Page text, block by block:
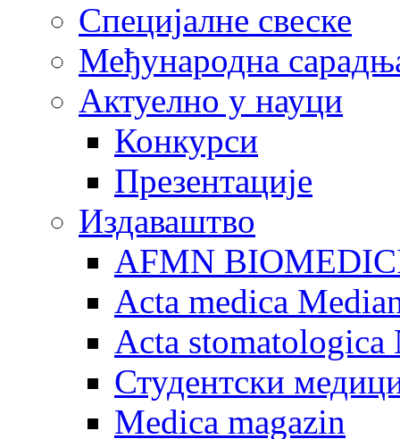
Специјалне свеске
Међународна
Актуелно у науци
Конкурси
Презентације
Издаваштво
AFMN
Acta medica
Acta stomatologica
Студентски
Medica magazin